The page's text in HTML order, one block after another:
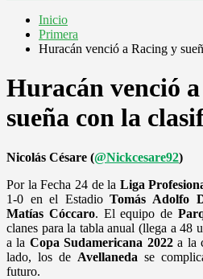
Inicio
Primera
Huracán venció a Racing y
Huracán venció
sueña con la
Nicolás Césare (@Nickcesare92)
Por la Fecha 24 de la Liga
1-0 en el EstadioTomás Adolfo
Matías Cóccaro. El equipo de
clanes para la tabla anual (llega a 48
a la Copa Sudamericana 2022a la
lado, los de Avellaneda se
futuro.